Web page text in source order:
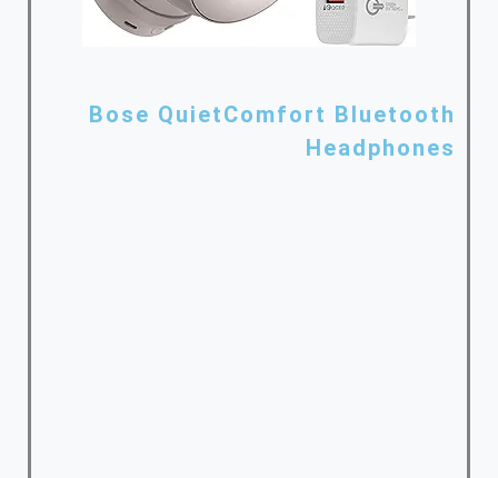
Bose QuietComfort Bluetooth
Headphones